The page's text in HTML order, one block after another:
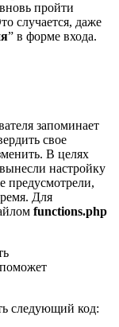
пройти
случается, даже
” в форме входа.
запоминает
свое
В целях
настройку
предусмотрели,
Для
functions.php
следующий код: